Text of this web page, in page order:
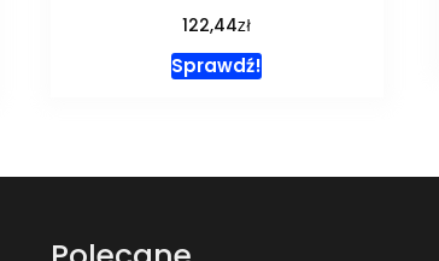
122,44zł
Sprawdź!